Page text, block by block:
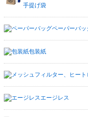
手提げ袋
ペーパーバッ
包装紙
エージレス